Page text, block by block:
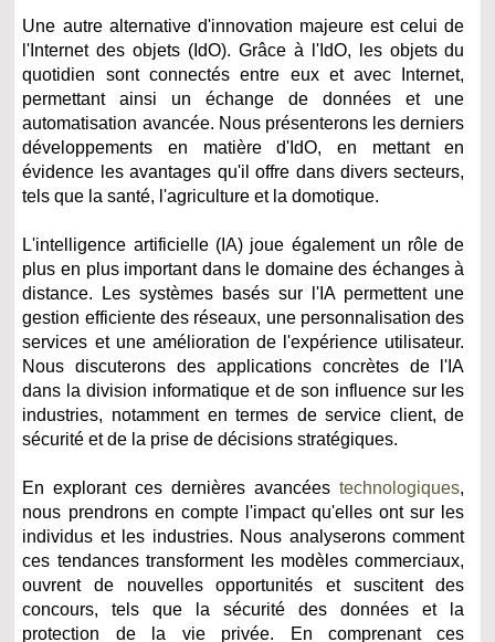
Une autre alternative d'innovation majeure est celui de
l'Internet des objets (IdO). Grâce à l'IdO, les objets du
quotidien sont connectés entre eux et avec Internet,
permettant ainsi un échange de données et une
automatisation avancée. Nous présenterons les derniers
développements en matière d'IdO, en mettant en
évidence les avantages qu'il offre dans divers secteurs,
tels que la santé, l'agriculture et la domotique.
L'intelligence artificielle (IA) joue également un rôle de
plus en plus important dans le domaine des échanges à
distance. Les systèmes basés sur l'IA permettent une
gestion efficiente des réseaux, une personnalisation des
services et une amélioration de l'expérience utilisateur.
Nous discuterons des applications concrètes de l'IA
dans la division informatique et de son influence sur les
industries, notamment en termes de service client, de
sécurité et de la prise de décisions stratégiques.
En explorant ces dernières avancéestechnologiques,
nous prendrons en compte l'impact qu'elles ont sur les
individus et les industries. Nous analyserons comment
ces tendances transforment les modèles commerciaux,
ouvrent de nouvelles opportunités et suscitent des
concours, tels que la sécurité des données et la
protection de la vie privée. En comprenant ces